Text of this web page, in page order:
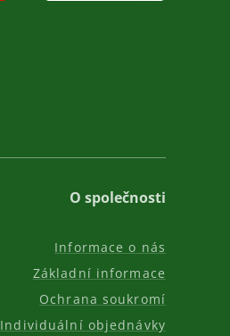
O společnosti
Informace o nás
Základní informace
Ochrana soukromí
Individuální objednávky